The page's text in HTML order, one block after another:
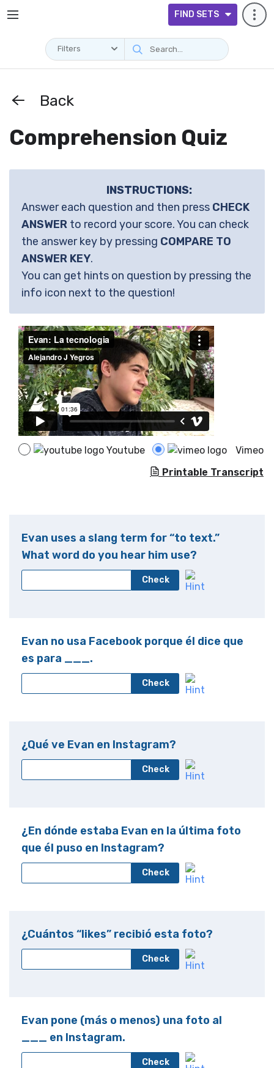
FIND SETS
Filters
Back
Comprehension Quiz
INSTRUCTIONS:
Answer each question and then press CHECK
ANSWER to record your score. You can check
the answer key by pressing COMPARE TO
ANSWER KEY.
You can get hints on question by pressing the
info icon next to the question!
Youtube
Vimeo
Printable Transcript
Evan uses a slang term for “to text.”
What word do you hear him use?
Check
Evan no usa Facebook porque él dice que
es para ___.
Check
¿Qué ve Evan en Instagram?
Check
¿En dónde estaba Evan en la última foto
que él puso en Instagram?
Check
¿Cuántos “likes” recibió esta foto?
Check
Evan pone (más o menos) una foto al
___ en Instagram.
Check